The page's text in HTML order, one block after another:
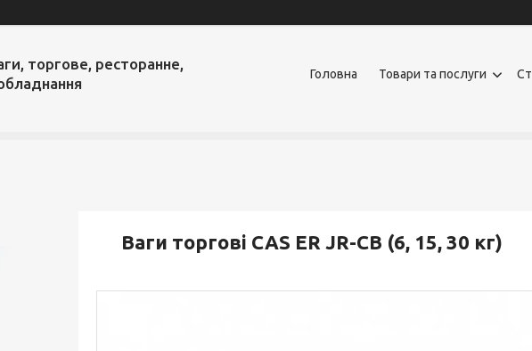
торгове, ресторанне,
Головна Товари та послуги
Ваги торгові CAS ER JR-CB (6, 15, 30 кг)